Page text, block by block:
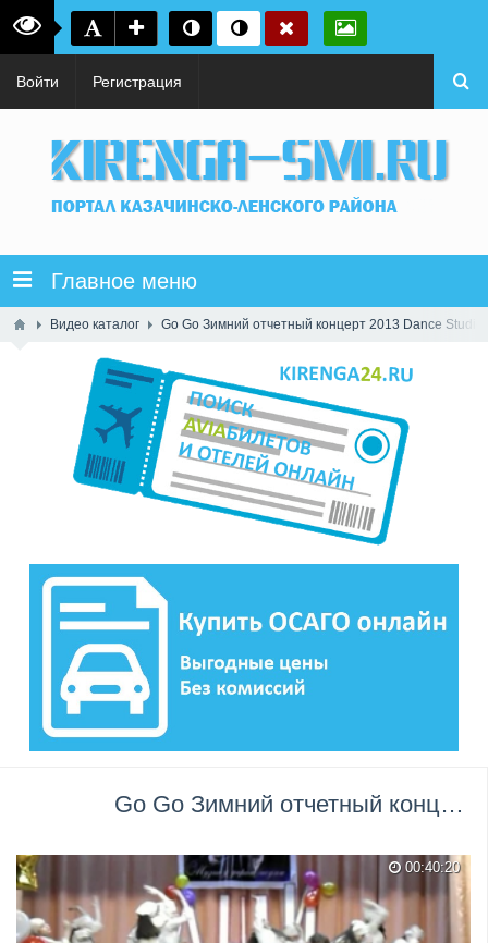
Войти Регистрация
Главное меню
Видео каталог Go Go Зимний отчетный концерт 2013 Dance
Go Go Зимний отчетный концерт 2013 Dance Studio Focus преподаватель Анна Ният →
00:40:20